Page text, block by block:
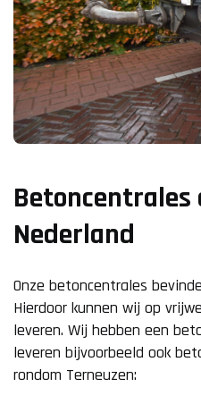
Betoncentrales
Nederland
Onze betoncentrales
Hierdoor kunnen wij op
leveren. Wij hebben een
leveren bijvoorbeeld ook
rondom Terneuzen: